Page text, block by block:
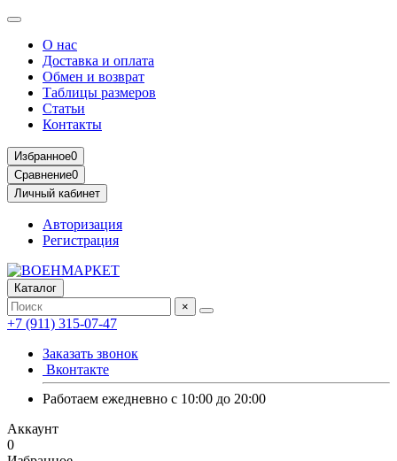
О нас
Доставка и оплата
Обмен и возврат
Таблицы размеров
Статьи
Контакты
Избранное0
Сравнение0
Личный кабинет
Авторизация
Регистрация
Каталог
×
+7 (911) 315-07-47
Заказать звонок
Вконтакте
Работаем ежедневно с 10:00 до 20:00
Аккаунт
0